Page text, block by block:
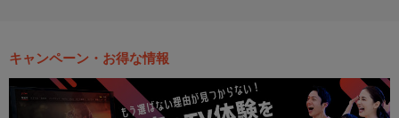
キャンペーン・お得な情報